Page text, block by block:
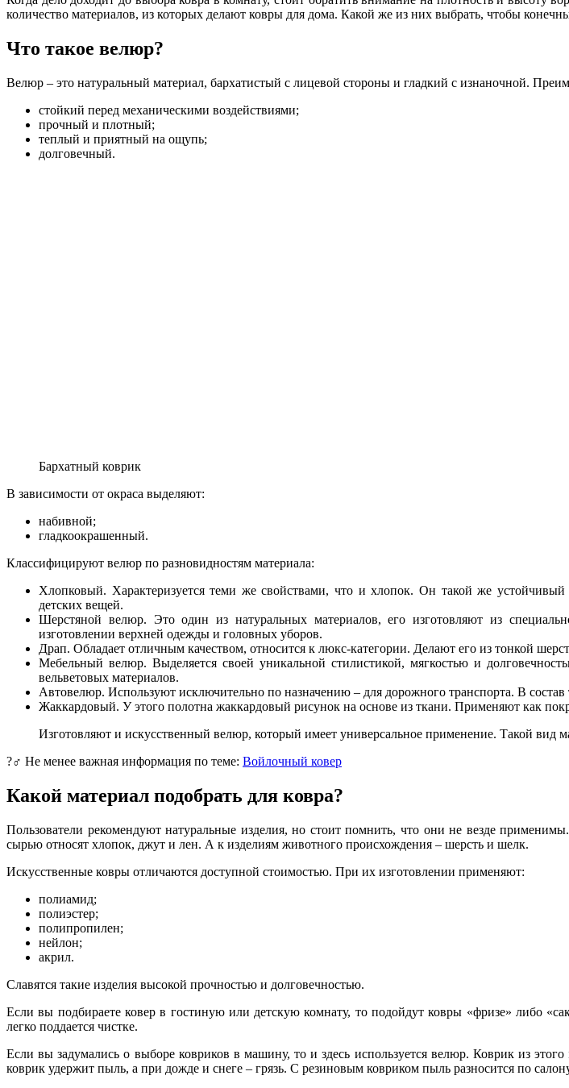
количество материалов, из которых делают ковры для дома. Какой же из них выбрать, чтобы
Что такое велюр?
Велюр – это натуральный материал, бархатистый с лицевой стороны и гладкий с изнаночной.
стойкий перед механическими воздействиями;
прочный и плотный;
теплый и приятный на ощупь;
долговечный.
Бархатный коврик
В зависимости от окраса выделяют:
набивной;
гладкоокрашенный.
Классифицируют велюр по разновидностям материала:
Хлопковый. Характеризуется теми же свойствами, что и хлопок. Он такой же
детских вещей.
Шерстяной велюр. Это один из натуральных материалов, его изготовляют из
изготовлении верхней одежды и головных уборов.
Драп. Обладает отличным качеством, относится к люкс-категории. Делают его из тонкой
Мебельный велюр. Выделяется своей уникальной стилистикой, мягкостью и
вельветовых материалов.
Автовелюр. Используют исключительно по назначению – для дорожного транспорта. В
Жаккардовый. У этого полотна жаккардовый рисунок на основе из ткани. Применяют как
Изготовляют и искусственный велюр, который имеет универсальное применение. Такой вид
?‍♂️ Не менее важная информация по теме: Войлочный ковер
Какой материал подобрать для ковра?
Пользователи рекомендуют натуральные изделия, но стоит помнить, что они не везде
сырью относят хлопок, джут и лен. А к изделиям животного происхождения – шерсть и шелк.
Искусственные ковры отличаются доступной стоимостью. При их изготовлении применяют:
полиамид;
полиэстер;
полипропилен;
нейлон;
акрил.
Славятся такие изделия высокой прочностью и долговечностью.
Если вы подбираете ковер в гостиную или детскую комнату, то подойдут ковры «фризе» либо
легко поддается чистке.
Если вы задумались о выборе ковриков в машину, то и здесь используется велюр. Коврик из
коврик удержит пыль, а при дожде и снеге – грязь. С резиновым ковриком пыль разносится по